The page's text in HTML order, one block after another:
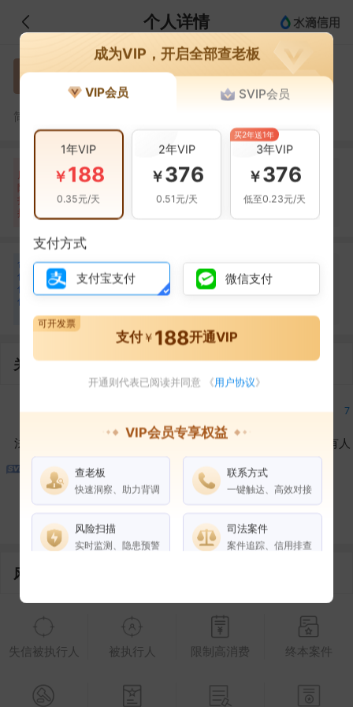
个人详情
高 高伟豪
简介：
风
险
扫
描
自身风险
暂无风险
关联风险
经营异常(25条)
提示信息
暂无风险
合
作
伙
伴
何 何祖春
合作6次
关联企业
7
法定代表人
7
对外投资
7
在外任职
7
作为受益所有人
7
控制企业
1
风险信息
失信被执行人 被执行人 限制高消费 终本案件
成为VIP，开启全部查老板
VIP会员 SVIP会员
1年VIP
￥188
0.35元/天
2年VIP
￥376
0.51元/天
3年VIP
￥376
低至0.23元/天
买2年送1年
支付方式
支付宝支付 微信支付
支付￥ 188开通VIP
可开发票
开通则代表已阅读并同意 《用户协议》
VIP会员专享权益
查老板
快速洞察、助力背调
联系方式
一键触达、高效对接
风险扫描
实时监测、隐患预警
司法案件
案件追踪、信用排查
权益说明 VIP会员 SVIP会员
企业全部电话